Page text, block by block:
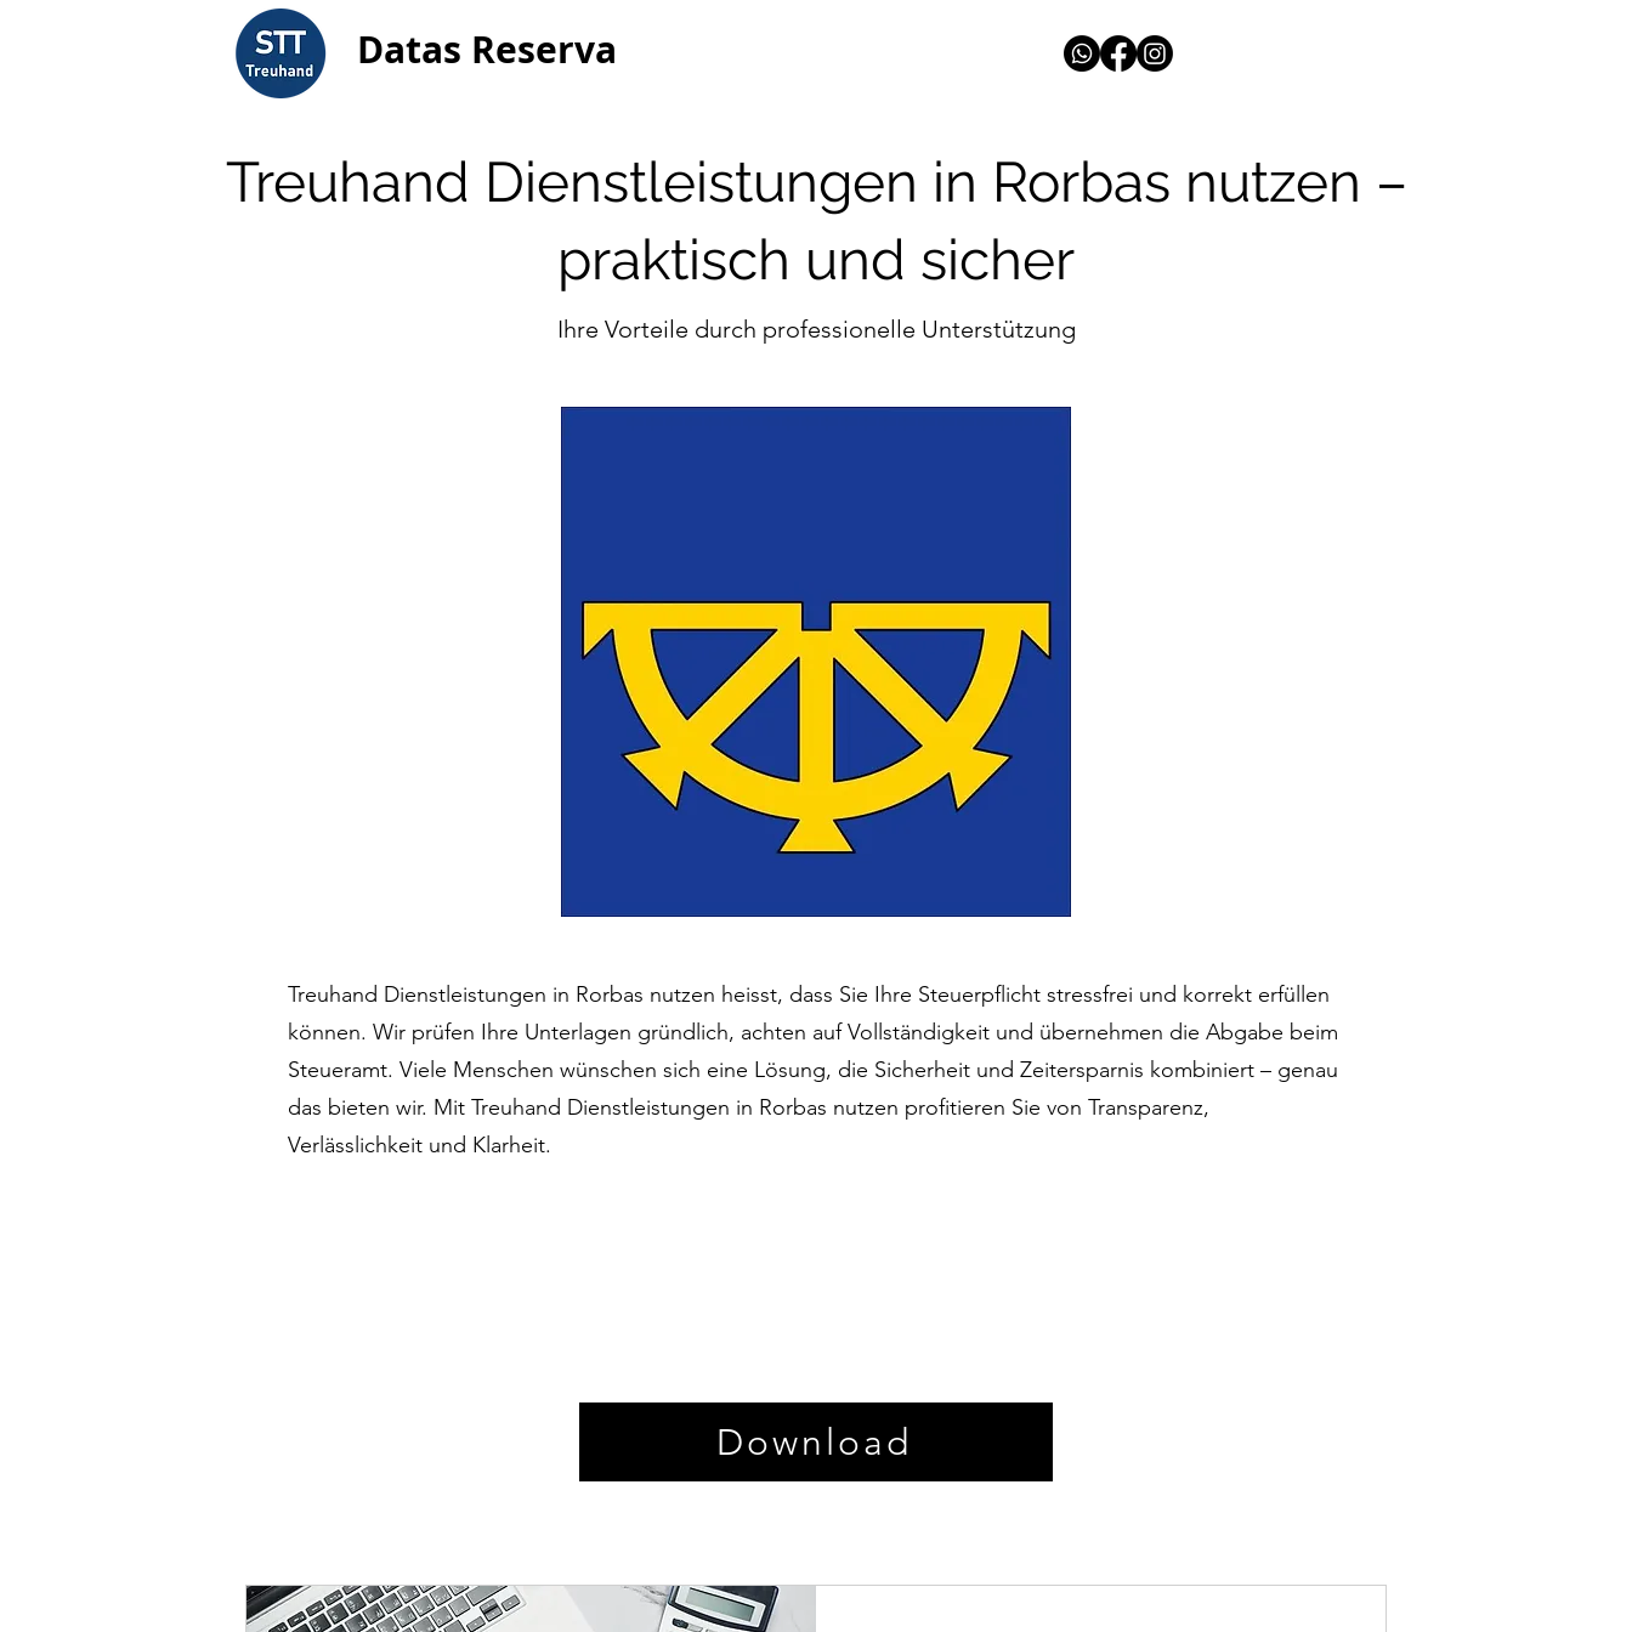
Datas Reserva
Treuhand Dienstleistungen in Rorbas nutzen –
praktisch und sicher
Ihre Vorteile durch professionelle Unterstützung
Treuhand Dienstleistungen in Rorbas nutzen heisst, dass Sie Ihre Steuerpflicht stressfrei und korrekt erfüllen
können. Wir prüfen Ihre Unterlagen gründlich, achten auf Vollständigkeit und übernehmen die Abgabe beim
Steueramt. Viele Menschen wünschen sich eine Lösung, die Sicherheit und Zeitersparnis kombiniert – genau
das bieten wir. Mit Treuhand Dienstleistungen in Rorbas nutzen profitieren Sie von Transparenz,
Verlässlichkeit und Klarheit.
Download